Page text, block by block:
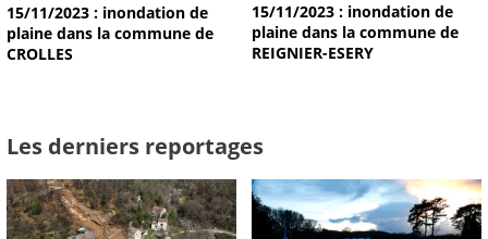
15/11/2023 : inondation de
plaine dans la commune de
CROLLES
15/11/2023 : inondation de
plaine dans la commune de
REIGNIER-ESERY
Les derniers reportages